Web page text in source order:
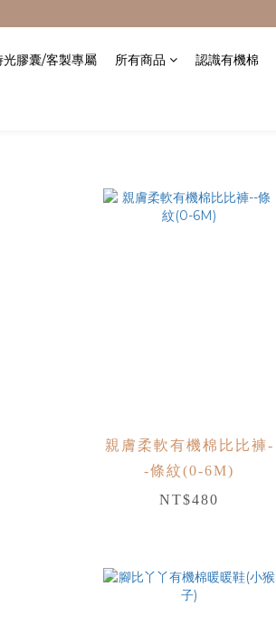
膠囊/客製專屬 所有商品 認識有機棉
親膚柔軟有機棉比比褲-
-條紋(0-6M)
NT$480